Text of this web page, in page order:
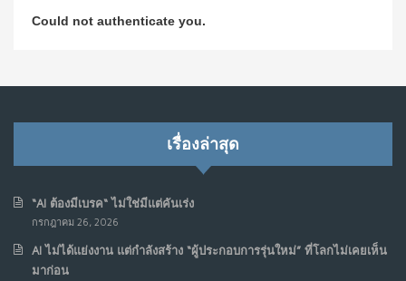
Koe ในแบบอาจารย์บอม
รัฐอาจเป็นจุดเริ่มต้นของ “ขบวนการประท้วงดิจิทัล” ครั้งใหม่
6
Could not authenticate you.
เรื่องล่าสุด
“AI ต้องมีเบรค“ ไม่ใช่มีแต่คันเร่ง
กรกฎาคม 26, 2026
AI ไม่ได้แย่งงาน แต่กำลังสร้าง “ผู้ประกอบการรุ่นใหม่” ที่โลกไม่เคยเห็น
มาก่อน